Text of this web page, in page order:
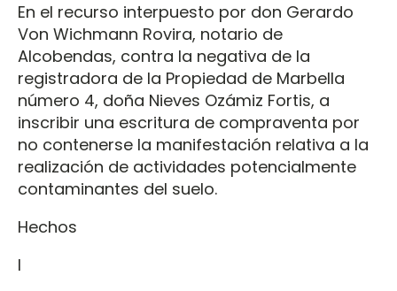
En el recurso interpuesto por don Gerardo
Von Wichmann Rovira, notario de
Alcobendas, contra la negativa de la
registradora de la Propiedad de Marbella
número 4, doña Nieves Ozámiz Fortis, a
inscribir una escritura de compraventa por
no contenerse la manifestación relativa a la
realización de actividades potencialmente
contaminantes del suelo.
Hechos
I